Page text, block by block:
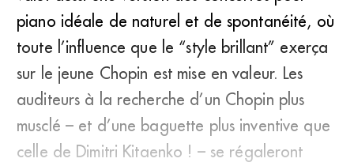
piano idéale de naturel et de spontanéité, où
toute l’influence que le “style brillant” exerça
sur le jeune Chopin est mise en valeur. Les
auditeurs à la recherche d’un Chopin plus
musclé – et d’une baguette plus inventive que
celle de Dimitri Kitaenko ! – se régaleront